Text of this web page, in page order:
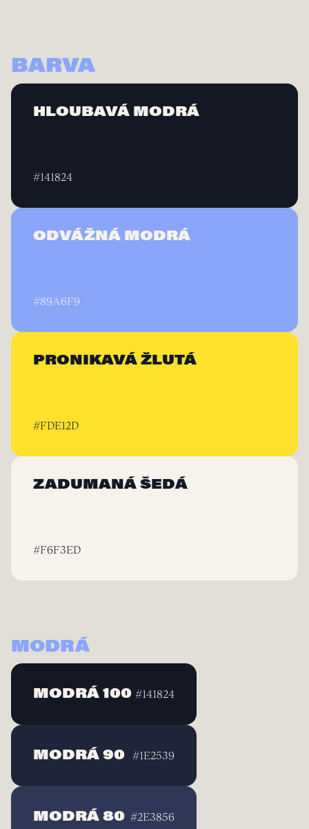
BARVA
HLOUBAVÁ MODRÁ
#141824
ODVÁŽNÁ MODRÁ
#89A6F9
PRONIKAVÁ ŽLUTÁ
#FDE12D
ZADUMANÁ ŠEDÁ
#F6F3ED
MODRÁ
MODRÁ 100 #141824
MODRÁ 90 #1E2539
MODRÁ 80 #2E3856